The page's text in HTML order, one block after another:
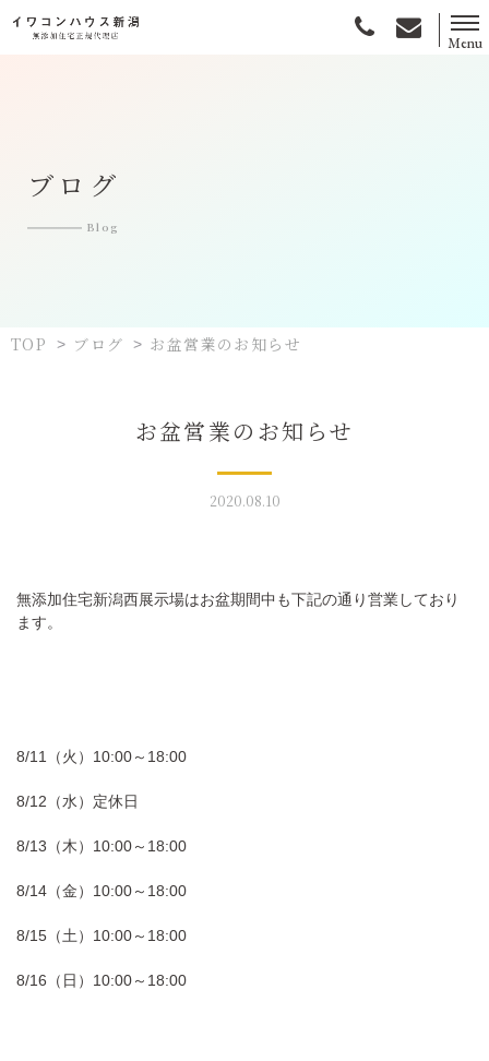
Menu
施工事例
資料請求
モデルハウス見学
ブログ
Blog
TOP > ブログ > お盆営業のお知らせ
お盆営業のお知らせ
2020.08.10
無添加住宅新潟西展示場はお盆期間中も下記の通り営業しており
ます。
8/11（火）10:00～18:00
8/12（水）定休日
8/13（木）10:00～18:00
8/14（金）10:00～18:00
8/15（土）10:00～18:00
8/16（日）10:00～18:00